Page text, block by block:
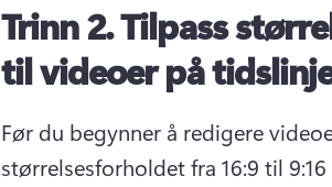
Trinn 2.Tilpass
til videoer på
Før du begynner å redigere
størrelsesforholdet fra 16:9 til